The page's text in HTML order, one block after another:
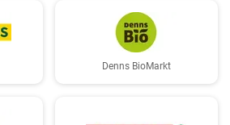
Denns BioMarkt